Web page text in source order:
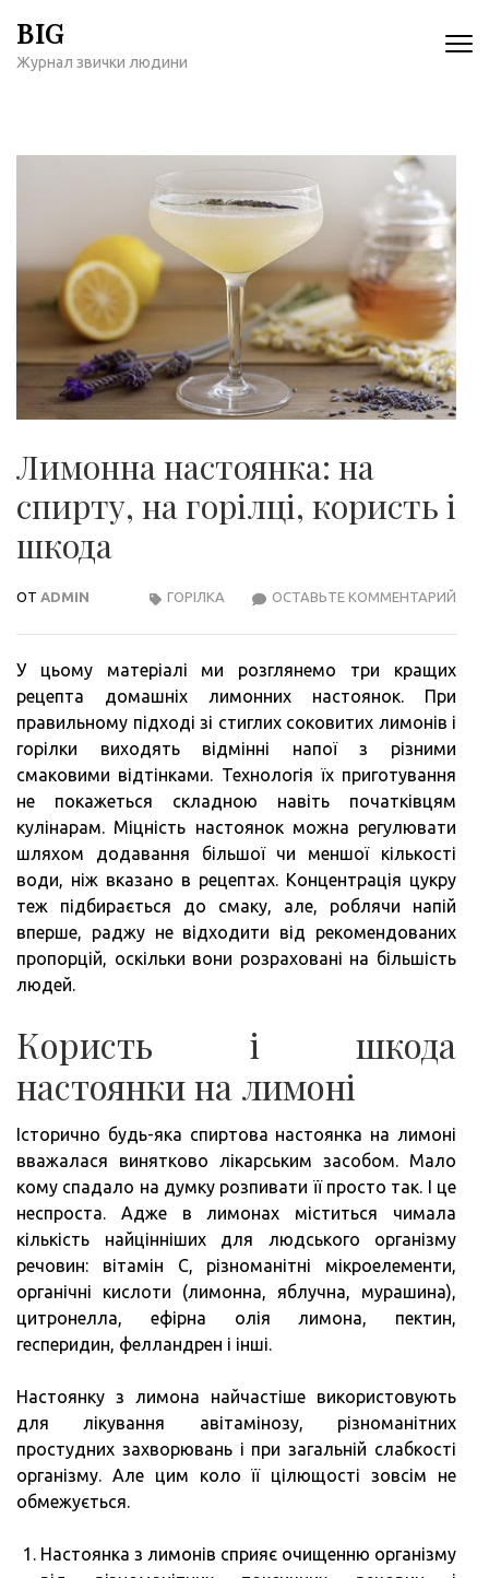
содержимому
BIG
Журнал звички людини
Лимонна настоянка: на
спирту, на горілці, користь і
шкода
ОТ ADMIN ОСТАВЬТЕ КОММЕНТАРИЙ
ГОРІЛКА
У цьому матеріалі ми розглянемо три кращих
рецепта домашніх лимонних настоянок. При
правильному підході зі стиглих соковитих лимонів і
горілки виходять відмінні напої з різними
смаковими відтінками. Технологія їх приготування
не покажеться складною навіть початківцям
кулінарам. Міцність настоянок можна регулювати
шляхом додавання більшої чи меншої кількості
води, ніж вказано в рецептах. Концентрація цукру
теж підбирається до смаку, але, роблячи напій
вперше, раджу не відходити від рекомендованих
пропорцій, оскільки вони розраховані на більшість
людей.
Користь і шкода
настоянки на лимоні
Історично будь-яка спиртова настоянка на лимоні
вважалася винятково лікарським засобом. Мало
кому спадало на думку розпивати її просто так. І це
неспроста. Адже в лимонах міститься чимала
кількість найцінніших для людського організму
речовин: вітамін C, різноманітні мікроелементи,
органічні кислоти (лимонна, яблучна, мурашина),
цитронелла, ефірна олія лимона, пектин,
гесперидин, фелландрен і інші.
Настоянку з лимона найчастіше використовують
для лікування авітамінозу, різноманітних
простудних захворювань і при загальній слабкості
організму. Але цим коло її цілющості зовсім не
обмежується.
Настоянка з лимонів сприяє очищенню організму